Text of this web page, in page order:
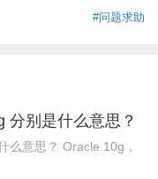
#问题求助
分别是什么意思？
么意思？ Oracle 10g，